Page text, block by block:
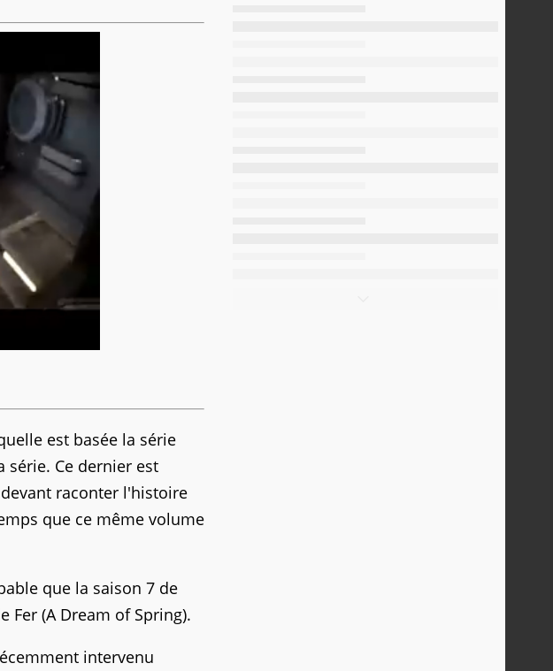
est basée la série
série. Ce dernier est
raconter l'histoire
que ce même volume
que la saison 7 de
(A Dream of Spring).
intervenu